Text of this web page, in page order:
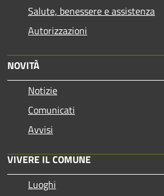
Salute, benessere e assistenza
Autorizzazioni
NOVITÀ
Notizie
Comunicati
Avvisi
VIVERE IL COMUNE
Luoghi